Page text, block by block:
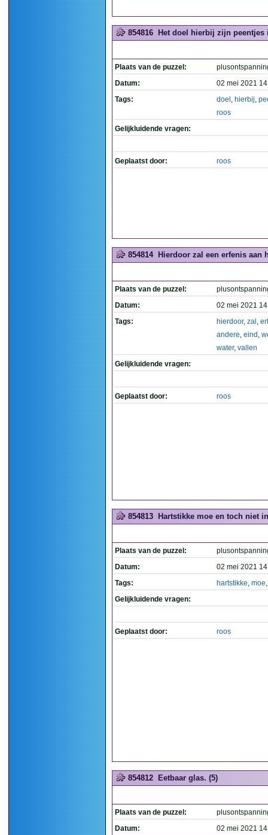
854816 Het doel hierbij zijn peentjes
Plaats van de puzzel:
Datum:
02 mei 2021
Tags:
doel , hierbij,
roos
Gelijkluidende vragen:
Geplaatst door: roos
854814 Hierdoor zal een erfenis aan
Plaats van de puzzel:
Datum:
02 mei 2021
Tags:
hierdoor, zal ,
andere, eind ,
water, vallen
Gelijkluidende vragen:
Geplaatst door: roos
854813 Hartstikke moe en toch niet
Plaats van de puzzel:
Datum:
02 mei 2021
Tags:
hartstikke, moe
Gelijkluidende vragen:
Geplaatst door: roos
854812 Eetbaar glas. (5)
Plaats van de puzzel:
Datum:
02 mei 2021